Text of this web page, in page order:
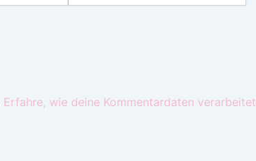
Erfahre, wie deine Kommentardaten verarbeitet